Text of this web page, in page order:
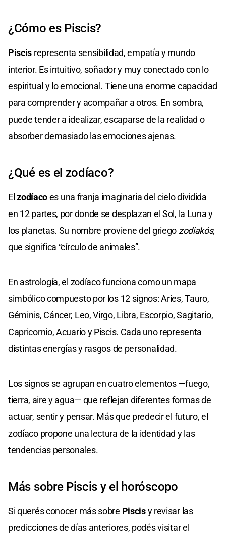
¿Cómo es Piscis?
Piscis representa sensibilidad, empatía y mundo
interior. Es intuitivo, soñador y muy conectado con lo
espiritual y lo emocional. Tiene una enorme capacidad
para comprender y acompañar a otros. En sombra,
puede tender a idealizar, escaparse de la realidad o
absorber demasiado las emociones ajenas.
¿Qué es el zodíaco?
Elzodíacoes una franja imaginaria del cielo dividida
en 12 partes, por donde se desplazan el Sol, la Luna y
los planetas. Su nombre proviene del griego zodiakós,
que significa “círculo de animales”.
En astrología, el zodíaco funciona como un mapa
simbólico compuesto por los 12 signos: Aries, Tauro,
Géminis, Cáncer, Leo, Virgo, Libra, Escorpio, Sagitario,
Capricornio, Acuario y Piscis. Cada uno representa
distintas energías y rasgos de personalidad.
Los signos se agrupan en cuatro elementos —fuego,
tierra, aire y agua— que reflejan diferentes formas de
actuar, sentir y pensar. Más que predecir el futuro, el
zodíaco propone una lectura de la identidad y las
tendencias personales.
Más sobre Piscis y el horóscopo
Si querés conocer más sobre Piscisy revisar las
predicciones de días anteriores, podés visitar el